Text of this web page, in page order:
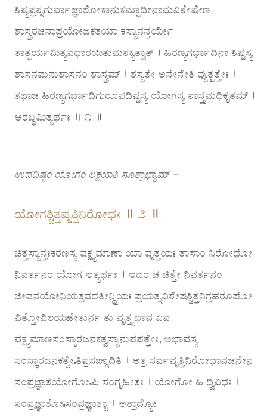
ಶಿಷ್ಯಪ್ರಶ್ನಗುರ್ವಾಜ್ಞಾಲೋಕಾನುಕಮ್ಪಾದೀನಾಮವಿಶೇಷೇಣ
ಶಾಸ್ತ್ರರಚನಾಪ್ರಯೋಜಕತಯಾ ಕಸ್ಯಾನನ್ತರ್ಯೇ
ತಾತ್ಪರ್ಯಮಿತ್ಯವಧಾರಯಿತುಮಶಕ್ಯತ್ವಾತ್ । ಹಿರಣ್ಯಗರ್ಭಾದಿನಾ ಶಿಷ್ಟಸ್ಯ
ಶಾಸನಮನುಶಾಸನಂ ಶಾಸ್ತ್ರಮ್ । ಶಸ್ಯತೇ ಅನೇನೇತಿ ವ್ಯುತ್ಪತ್ತೇಃ ।
ತಥಾಚ ಹಿರಣ್ಯಗರ್ಭಾದಿಗುರೂಪದಿಷ್ಟಸ್ಯ ಯೋಗಸ್ಯ ಶಾಸ್ತ್ರಮಧಿಕೃತಮ್ ।
ಆರಬ್ಧಮಿತ್ಯರ್ಥಃ ॥ ೧ ॥
ಉಪದಿಷ್ಟಂ ಯೋಗಂ ಲಕ್ಷಯತಿ ಸೂತ್ರಾಭ್ಯಾಮ್ –
ಯೋಗಶ್ಚಿತ್ತವೃತ್ತಿನಿರೋಧಃ ॥ ೨ ॥
ಚಿತ್ತಸ್ಯಾನ್ತಃಕರಣಸ್ಯ ವಕ್ಷ್ಯಮಾಣಾ ಯಾ ವೃತ್ತಯಃ ತಾಸಾಂ ನಿರೋಧೋ
ನಿವರ್ತನಂ ಯೋಗ ಇತ್ಯರ್ಥಃ । ಇದಂ ಚ ಚಿತ್ತೇ ನಿವರ್ತನಂ
ಜೀವನಯೋನಿಯತ್ರವದತೀನ್ದ್ರಿಯಃ ಪ್ರಯತ್ನವಿಶೇಷಶ್ಚಿತ್ತನಿಗ್ರಹರೂಪೋ
ವಿತ್ತೋವಿಲಯಹೇತುರ್ನ ತು ವೃತ್ತ್ಯಭಾವ ಏವ,
ವಕ್ಷ್ಯಮಾಣಸಂಸ್ಕಾರಜನಕತ್ವಸ್ಯಾನುಪಪತ್ತೇಃ, ಅಭಾವಸ್ಯ
ಸಂಸ್ಕಾರಜನಕತ್ವೇಽತಿಪ್ರಸಙ್ಗಾದಿತಿ । ಅತ್ರ ಸರ್ವವೃತ್ತಿನಿರೋಧಾವಚನೇನ
ಸಂಪ್ರಜ್ಞಾತಯೋಗೋಽಪಿ ಸಂಗೃಹೀತಃ । ಯೋಗೋ ಹಿ ದ್ವಿವಿಧಃ ।
ಸಂಪ್ರಜ್ಞಾತೋಽಸಂಪ್ರಜ್ಞಾತಶ್ಚ । ಅತ್ರಾದ್ಯೋ